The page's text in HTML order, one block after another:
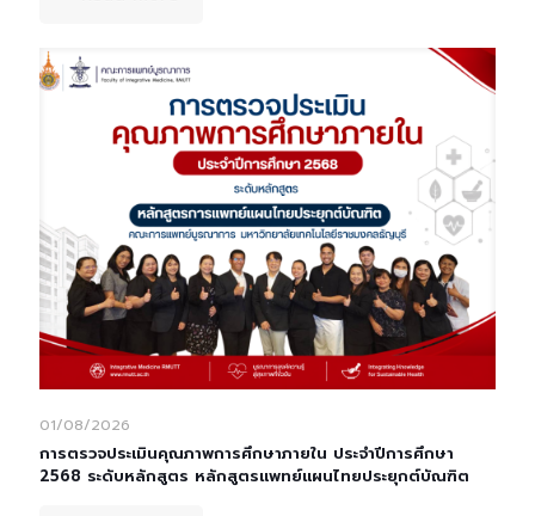
01/08/2026
การตรวจประเมินคุณภาพการศึกษาภายใน ประจำปีการศึกษา
2568 ระดับหลักสูตร หลักสูตรแพทย์แผนไทยประยุกต์บัณฑิต